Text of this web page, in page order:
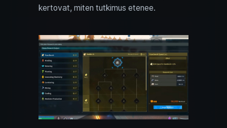
kertovat, miten tutkimus etenee.